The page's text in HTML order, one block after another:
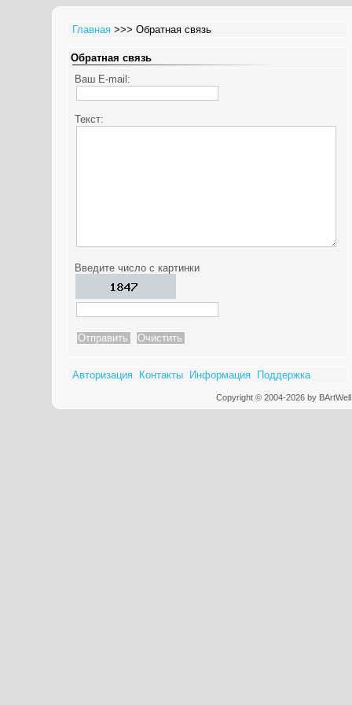
Главная >>> Обратная связь
Обратная связь
Ваш E-mail:
Текст:
Введите число с картинки
Авторизация Контакты Информация Поддержка
Copyright © 2004-2026 by BArtWell